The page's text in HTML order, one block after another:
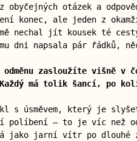
otázek a
konec, ale jeden z
nechal jít kousek té
dni napsala pár řádků,
zasloužíte višně v
má tolik šancí, po
s úsměvem, který je
políbení — to je víc než
jako jarní vítr po dlouhé